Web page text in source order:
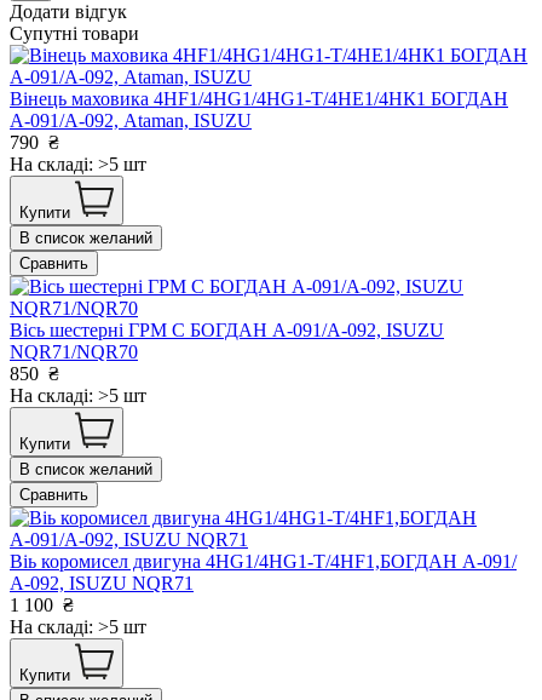
Додати відгук
Супутні товари
Вінець маховика 4HF1/4HG1/4HG1-T/4НЕ1/4НК1 БОГДАН
А-091/А-092, Ataman, ISUZU
790 ₴
На складі: >5 шт
Купити
В список желаний
Сравнить
Вісь шестерні ГРМ С БОГДАН А-091/А-092, ISUZU
NQR71/NQR70
850 ₴
На складі: >5 шт
Купити
В список желаний
Сравнить
Віь коромисел двигуна 4HG1/4HG1-T/4HF1,БОГДАН А-091/
А-092, ISUZU NQR71
1 100 ₴
На складі: >5 шт
Купити